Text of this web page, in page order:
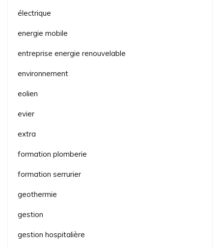
électrique
energie mobile
entreprise energie renouvelable
environnement
eolien
evier
extra
formation plomberie
formation serrurier
geothermie
gestion
gestion hospitalière